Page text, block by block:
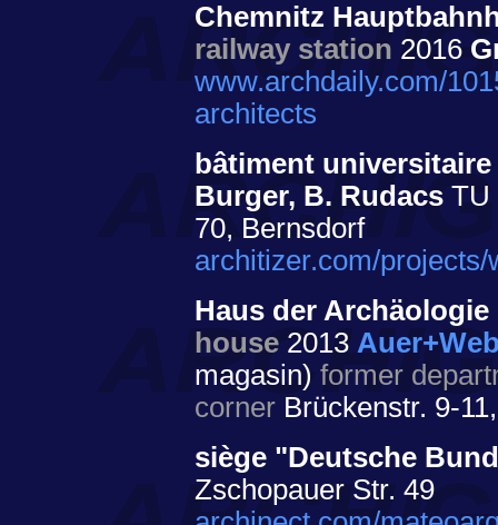
Chemnitz
railway station 2016
www.archdaily.com/
architects
bâtiment
Burger, B. Rudacs TU
70, Bernsdorf
architizer.com/
Haus der
house 2013
magasin) former
corner Brückenstr. 9-
siège "Deutsche
Zschopauer Str. 49